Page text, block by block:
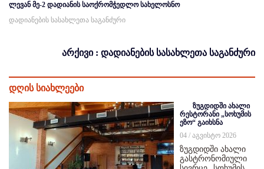
ლევან მე-2 დადიანის საოქრომჭედლო სახელოსნო
დადიანების სასახლეთა საგანძური
არქივი : დადიანების სასახლეთა საგანძური
დღის სიახლეები
ზუგდიდში ახალი
რესტორანი „სოხუმის
ეზო“ გაიხსნა
04 / აგვისტო 2026
ზუგდიდში ახალი
გასტრონომიული